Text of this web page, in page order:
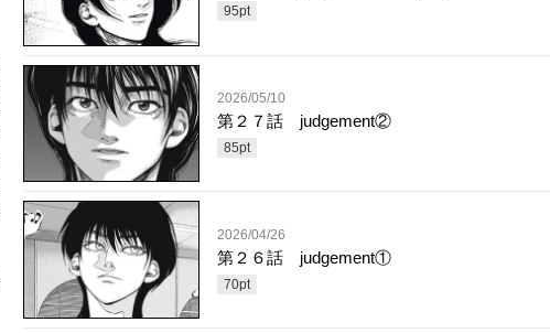
95pt
2026/05/10
第２７話 judgement②
85pt
2026/04/26
第２６話 judgement①
70pt